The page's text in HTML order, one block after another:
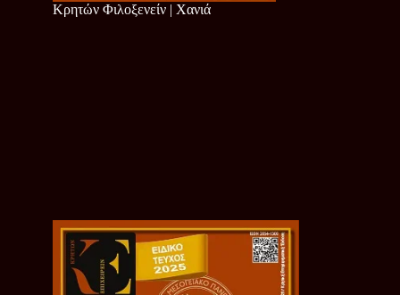
Κρητών Φιλοξενείν | Χανιά